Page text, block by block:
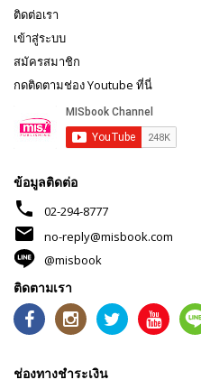
ติดต่อเรา
เข้าสู่ระบบ
สมัครสมาชิก
กดติดตามช่อง Youtube ที่นี่
ข้อมูลติดต่อ
phone 02-294-8777
mail
no-reply@misbook.com
@misbook
ติดตามเรา
ช่องทางชำระเงิน